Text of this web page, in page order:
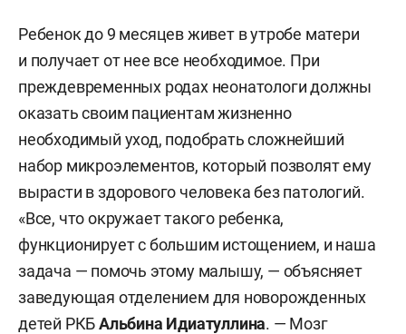
Ребенок до 9 месяцев живет в утробе матери
и получает от нее все необходимое. При
преждевременных родах неонатологи должны
оказать своим пациентам жизненно
необходимый уход, подобрать сложнейший
набор микроэлементов, который позволят ему
вырасти в здорового человека без патологий.
«Все, что окружает такого ребенка,
функционирует с большим истощением, и наша
задача — помочь этому малышу, — объясняет
заведующая отделением для новорожденных
детей РКБАльбина Идиатуллина. — Мозг